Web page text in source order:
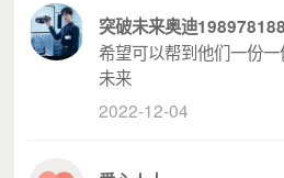
突破未来奥迪
希望可以帮到他们一份
未来
2022-12-04